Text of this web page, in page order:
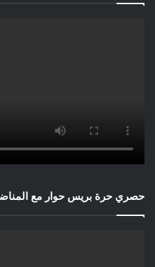
حصري حرة بريس حوار مع